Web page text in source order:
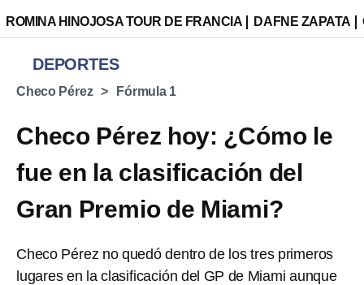
ROMINA HINOJOSA TOUR DE FRANCIA DAFNE ZAPATA
DEPORTES
Checo Pérez Fórmula 1
Checo Pérez hoy: ¿Cómo le
fue en la clasificación del
Gran Premio de Miami?
Checo Pérez no quedó dentro de los tres primeros
lugares en la clasificación del GP de Miami aunque